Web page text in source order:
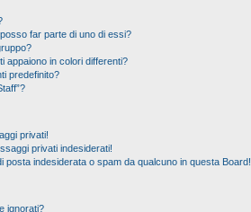
far parte di uno di essi?
appaiono in colori differenti?
predefinito?
privati!
privati indesiderati!
posta indesiderata o spam da qualcuno in questa Board!
ignorati?